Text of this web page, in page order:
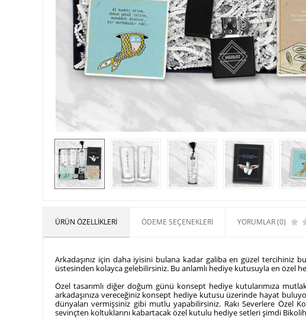
ÜRÜN ÖZELLIKLERI ÖDEME SEÇENEKLERI YORUMLAR (0)
Arkadaşınız için daha iyisini bulana kadar galiba en güzel tercihiniz
üstesinden kolayca gelebilirsiniz. Bu anlamlı hediye kutusuyla en özel
Özel tasarımlı diğer doğum günü konsept hediye kutularımıza
arkadaşınıza vereceğiniz konsept hediye kutusu üzerinde hayat
dünyaları vermişsiniz gibi mutlu yapabilirsiniz. Rakı Severlere Özel
sevinçten koltuklarını kabartacak özel kutulu hediye setleri şimdi